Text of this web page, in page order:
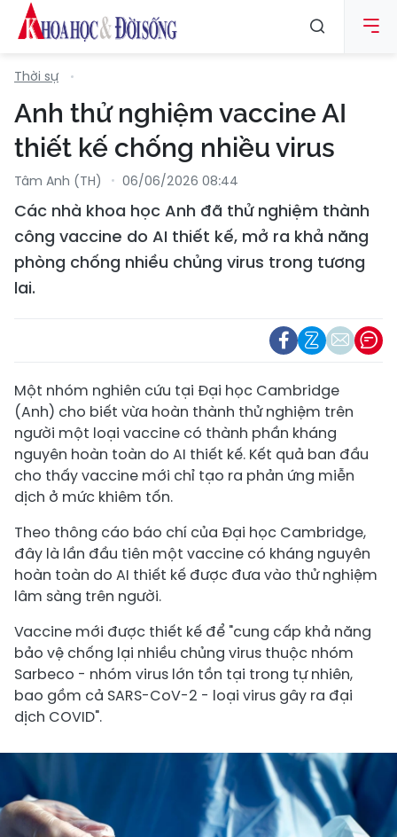
Thời sự
Anh thử nghiệm vaccine AI
thiết kế chống nhiều virus
Tâm Anh (TH) 06/06/2026 08:44
Các nhà khoa học Anh đã thử nghiệm thành
công vaccine do AI thiết kế, mở ra khả năng
phòng chống nhiều chủng virus trong tương
lai.
Một nhóm nghiên cứu tại Đại học Cambridge
(Anh) cho biết vừa hoàn thành thử nghiệm trên
người một loại vaccine có thành phần kháng
nguyên hoàn toàn do AI thiết kế. Kết quả ban đầu
cho thấy vaccine mới chỉ tạo ra phản ứng miễn
dịch ở mức khiêm tốn.
Theo thông cáo báo chí của Đại học Cambridge,
đây là lần đầu tiên một vaccine có kháng nguyên
hoàn toàn do AI thiết kế được đưa vào thử nghiệm
lâm sàng trên người.
Vaccine mới được thiết kế để "cung cấp khả năng
bảo vệ chống lại nhiều chủng virus thuộc nhóm
Sarbeco - nhóm virus lớn tồn tại trong tự nhiên,
bao gồm cả SARS-CoV-2 - loại virus gây ra đại
dịch COVID".